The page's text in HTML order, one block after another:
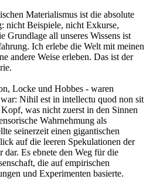
Materialismus ist die absolute
nicht Beispiele, nicht Exkurse,
Grundlage all unseres Wissens ist
Ich erlebe die Welt mit meinen
andere Weise erleben. Das ist der
Locke und Hobbes - waren
Nihil est in intellectu quod non sit
was nicht zuerst in den Sinnen
Wahrnehmung als
seinerzeit einen gigantischen
auf die leeren Spekulationen der
Es ebnete den Weg für die
die auf empirischen
und Experimenten basierte.